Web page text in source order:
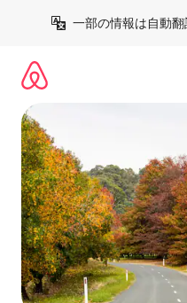
一部の情報は自動翻